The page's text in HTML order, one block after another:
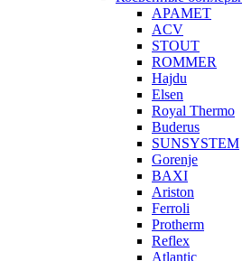
APAMET
ACV
STOUT
ROMMER
Hajdu
Elsen
Royal Thermo
Buderus
SUNSYSTEM
Gorenje
BAXI
Ariston
Ferroli
Protherm
Reflex
Atlantic